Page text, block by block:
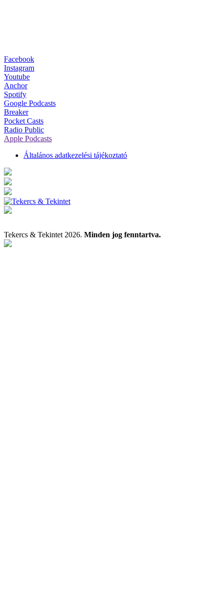
Facebook
Instagram
Youtube
Anchor
Spotify
Google Podcasts
Breaker
Pocket Casts
Radio Public
Apple Podcasts
Általános adatkezelési tájékoztató
Tekercs & Tekintet 2026. Minden jog fenntartva.